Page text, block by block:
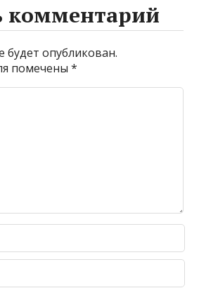
комментарий
будет опубликован.
помечены*